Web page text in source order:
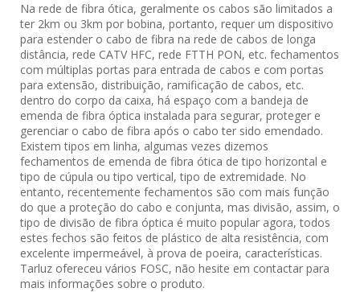
Na rede de fibra ótica, geralmente os cabos são limitados a
ter 2km ou 3km por bobina, portanto, requer um dispositivo
para estender o cabo de fibra na rede de cabos de longa
distância, rede CATV HFC, rede FTTH PON, etc. fechamentos
com múltiplas portas para entrada de cabos e com portas
para extensão, distribuição, ramificação de cabos, etc.
dentro do corpo da caixa, há espaço com a bandeja de
emenda de fibra óptica instalada para segurar, proteger e
gerenciar o cabo de fibra após o cabo ter sido emendado.
Existem tipos em linha, algumas vezes dizemos
fechamentos de emenda de fibra ótica de tipo horizontal e
tipo de cúpula ou tipo vertical, tipo de extremidade. No
entanto, recentemente fechamentos são com mais função
do que a proteção do cabo e conjunta, mas divisão, assim, o
tipo de divisão de fibra óptica é muito popular agora, todos
estes fechos são feitos de plástico de alta resistência, com
excelente impermeável, à prova de poeira, características.
Tarluz ofereceu vários FOSC, não hesite em contactar para
mais informações sobre o produto.